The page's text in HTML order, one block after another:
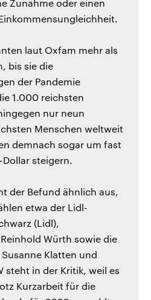
Zunahme oder einen
laut Oxfam mehr als
bis sie die
der Pandemie
1.000 reichsten
nur neun
Menschen weltweit
demnach sogar um fast
Dollar steigern.
der Befund ähnlich aus,
etwa der Lidl-
(Lidl),
Würth sowie die
Klatten und
steht in der Kritik, weil es
Kurzarbeit für die